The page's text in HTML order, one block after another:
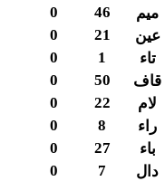
ميم 46
0
عين 21
0
تاء 1
0
قاف 50
0
لام 22
0
راء 8
0
باء 27
0
دال 7
0